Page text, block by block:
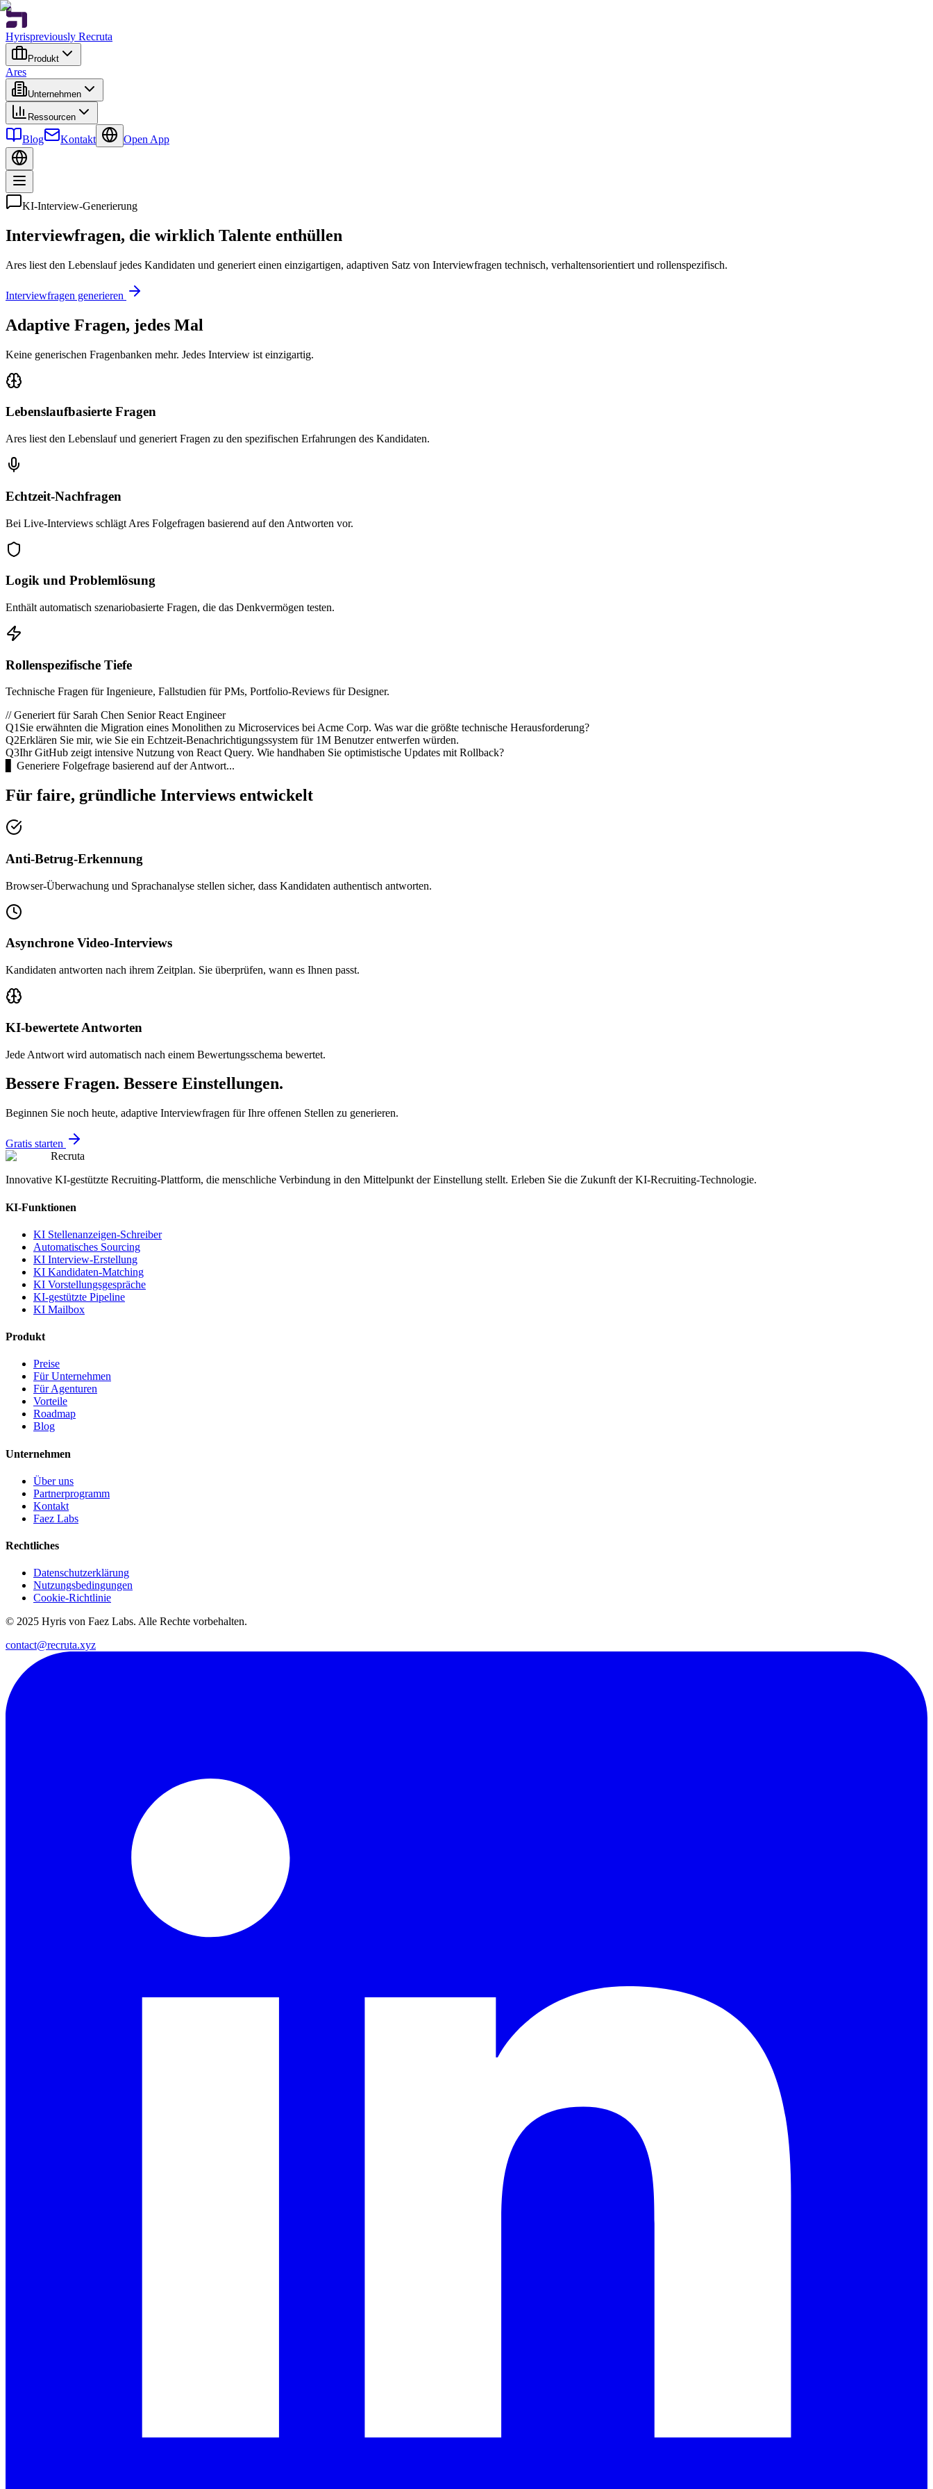
Hyrispreviously Recruta
Produkt
Ares
Unternehmen
Ressourcen
Blog Kontakt Open App
KI-Interview-Generierung
Interviewfragen, die wirklich Talente enthüllen
Ares liest den Lebenslauf jedes Kandidaten und generiert einen einzigartigen, adaptiven Satz von Interviewfragen technisch, verhaltensorientiert und rollenspezifisch.
Interviewfragen generieren
Adaptive Fragen, jedes Mal
Keine generischen Fragenbanken mehr. Jedes Interview ist einzigartig.
Lebenslaufbasierte Fragen
Ares liest den Lebenslauf und generiert Fragen zu den spezifischen Erfahrungen des Kandidaten.
Echtzeit-Nachfragen
Bei Live-Interviews schlägt Ares Folgefragen basierend auf den Antworten vor.
Logik und Problemlösung
Enthält automatisch szenariobasierte Fragen, die das Denkvermögen testen.
Rollenspezifische Tiefe
Technische Fragen für Ingenieure, Fallstudien für PMs, Portfolio-Reviews für Designer.
//Generiert für Sarah Chen Senior React Engineer
Q1 Sie erwähnten die Migration eines Monolithen zu Microservices bei Acme Corp. Was war die größte technische Herausforderung?
Q2Erklären Sie mir, wie Sie ein Echtzeit-Benachrichtigungssystem für 1M Benutzer entwerfen würden.
Q3Ihr GitHub zeigt intensive Nutzung von React Query. Wie handhaben Sie optimistische Updates mit Rollback?
Generiere Folgefrage basierend auf der Antwort...
Für faire, gründliche Interviews entwickelt
Anti-Betrug-Erkennung
Browser-Überwachung und Sprachanalyse stellen sicher, dass Kandidaten authentisch antworten.
Asynchrone Video-Interviews
Kandidaten antworten nach ihrem Zeitplan. Sie überprüfen, wann es Ihnen passt.
KI-bewertete Antworten
Jede Antwort wird automatisch nach einem Bewertungsschema bewertet.
Bessere Fragen. Bessere Einstellungen.
Beginnen Sie noch heute, adaptive Interviewfragen für Ihre offenen Stellen zu generieren.
Gratis starten
Recruta
Innovative KI-gestützte Recruiting-Plattform, die menschliche Verbindung in den Mittelpunkt der Einstellung stellt. Erleben Sie die Zukunft der KI-Recruiting-Technologie.
KI-Funktionen
KI Stellenanzeigen-Schreiber
Automatisches Sourcing
KI Interview-Erstellung
KI Kandidaten-Matching
KI Vorstellungsgespräche
KI-gestützte Pipeline
KI Mailbox
Produkt
Preise
Für Unternehmen
Für Agenturen
Vorteile
Roadmap
Blog
Unternehmen
Über uns
Partnerprogramm
Kontakt
Faez Labs
Rechtliches
Datenschutzerklärung
Nutzungsbedingungen
Cookie-Richtlinie
© 2025 Hyris von Faez Labs. Alle Rechte vorbehalten.
contact@recruta.xyz